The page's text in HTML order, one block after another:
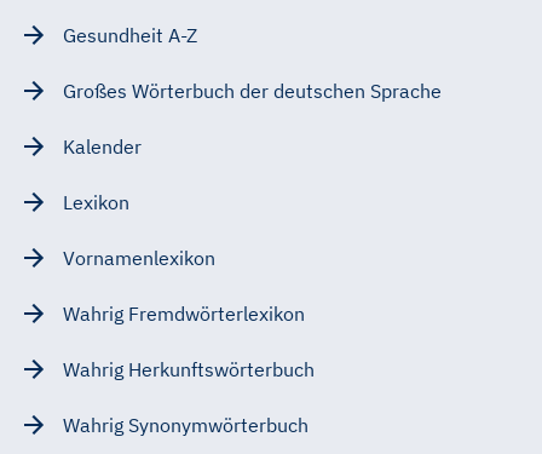
Gesundheit A-Z
Großes Wörterbuch der deutschen Sprache
Kalender
Lexikon
Vornamenlexikon
Wahrig Fremdwörterlexikon
Wahrig Herkunftswörterbuch
Wahrig Synonymwörterbuch